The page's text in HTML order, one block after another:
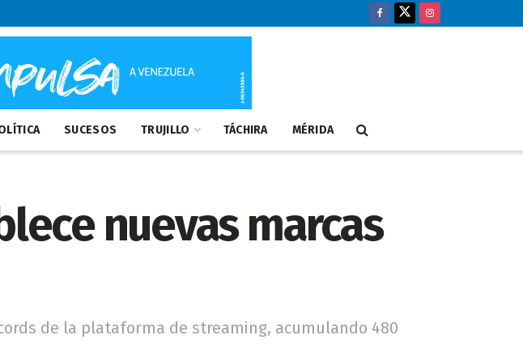
SUCESOS TRUJILLO TÁCHIRA MÉRIDA
nuevas marcas
de la plataforma de streaming, acumulando 480